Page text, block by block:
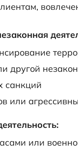
другой
санкций
или
или